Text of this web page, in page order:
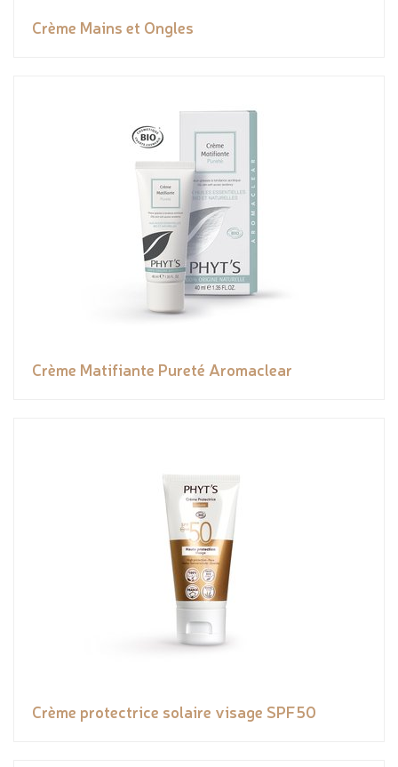
Crème Mains et Ongles
Crème Matifiante Pureté Aromaclear
Crème protectrice solaire visage SPF50